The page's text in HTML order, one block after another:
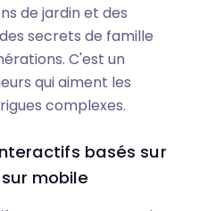
de jardin et des
secrets de famille
C'est un
qui aiment les
complexes.
basés sur
mobile